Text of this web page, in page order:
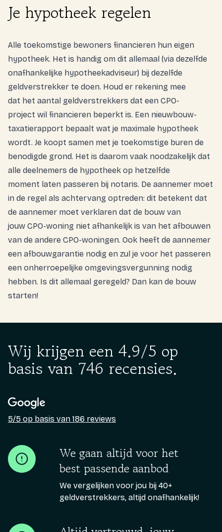
Je hypotheek regelen
Alle toekomstige bewoners financieren hun eigen
hypotheek. Het is handig om dit allemaal (via dezelfde
onafhankelijke hypotheekadviseur) bij dezelfde
geldverstrekker te doen. Houd er rekening mee
dat het aantal geldverstrekkers dat een CPO-
project wil financieren beperkt is. Een nieuwbouw-
taxatierapport bepaalt wat je maximale hypotheek
wordt. Je koopt samen met je toekomstige buren de
benodigde grond. Het is daarom vaak noodzakelijk dat
alle deelnemers de hypotheek op hetzelfde
moment laten passeren bij notaris. De aannemer moet
in de regel als achtervang optreden: dit betekent dat
de aannemer moet verklaren dat de bouw van
jouw CPO-woning niet afhankelijk is van het afbouwen
van de andere CPO-woningen. Ook heeft de aannemer
een afbouwgarantie nodig en zul je voor het passeren
een onherroepelijke omgevingsvergunning nodig
hebben. Is dit allemaal geregeld? Dan kan de bouw
starten!
Wij krijgen een 4.9/5 op
basis van 746 recensies.
5/5 op basis van 186 reviews
We gaan altijd voor het
best passende aanbod
We vergelijken voor jou bij 40+
geldverstrekkers, altijd onafhankelijk!